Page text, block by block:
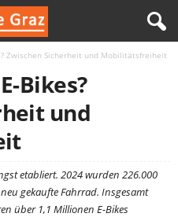
Zwischen Sicherheit und Mobilitätsfreiheit
Bikes?
und
etabliert. 2024 wurden 226.000
gekaufte Fahrrad. Insgesamt
über 1,1 Millionen E-Bikes